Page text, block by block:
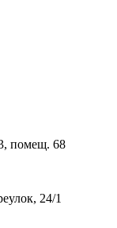
помещ. 68
24/1